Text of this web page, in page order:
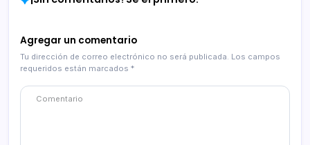
Agregar un comentario
Tu dirección de correo electrónico no será publicada. Los campos
requeridos están marcados *